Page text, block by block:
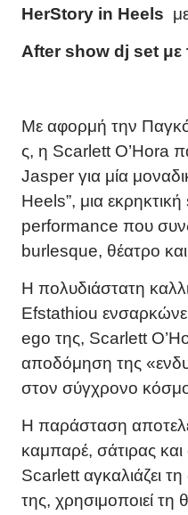
HerStory in Heels
After show dj set με
Με αφορμή την
ς, η Scarlett O’Hora
Jasper για μία
Heels”, μια εκρηκτική
performance που
burlesque, θέατρο και
Η πολυδιάστατη
Efstathiou
ego της, Scarlett
αποδόμηση της
στον σύγχρονο
Η παράσταση
καμπαρέ, σάτιρας
Scarlett αγκαλιάζει
της, χρησιμοποιεί τη